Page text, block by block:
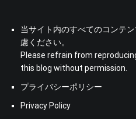
当サイト内のすべてのコンテ
慮ください。
Please refrain from
this blog without permission.
プライバシーポリシー
Privacy Policy